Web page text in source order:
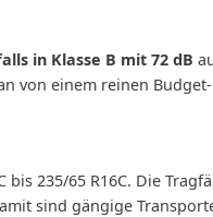
in Klasse B mit 72 dB
von einem reinen
bis 235/65 R16C. Die
sind gängige